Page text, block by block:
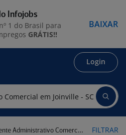
Login
Comercial em Joinville - SC FILTRAR
Infojobs
1 do Brasil para
GRÁTIS!!
BAIXAR